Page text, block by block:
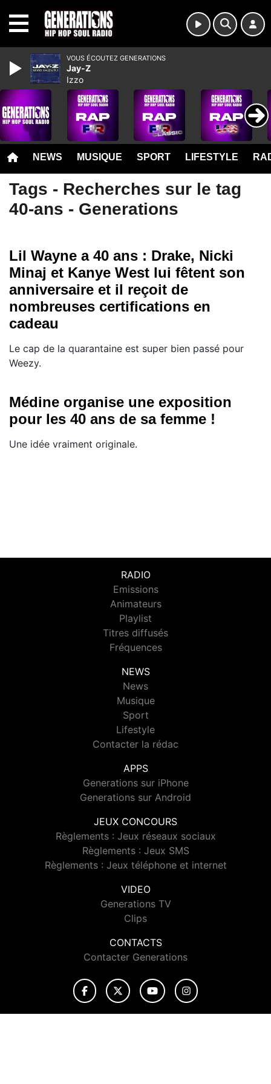
NEWS MUSIQUE SPORT LIFESTYLE
Tags - Recherches sur le tag
40-ans - Generations
Lil Wayne a 40 ans : Drake, Nicki
Minaj et Kanye West lui fêtent son
anniversaire et il reçoit de
nombreuses certifications en
cadeau
Le cap de la quarantaine est super bien passé pour
Weezy.
Médine organise une exposition
pour les 40 ans de sa femme !
Une idée vraiment originale.
RADIO
Emissions
Animateurs
Playlist
Titres diffusés
Fréquences
NEWS
News
Musique
Sport
Lifestyle
Contacter la rédac
APPS
Generations sur iPhone
Generations sur Android
JEUX CONCOURS
Règlements : Jeux réseaux sociaux
Règlements : Jeux SMS
Règlements : Jeux téléphone et internet
VIDEO
Generations TV
Clips
CONTACTS
Contacter Generations
VOUS ÉCOUTEZ GENERATIONS
Jay-Z
Izzo